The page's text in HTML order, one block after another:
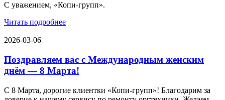
С уважением, «Копи-групп».
Читать подробнее
2026-03-06
Поздравляем вас с Международным женским
днём — 8 Марта!
С 8 Марта, дорогие клиентки «Копи‑групп»! Благодарим за